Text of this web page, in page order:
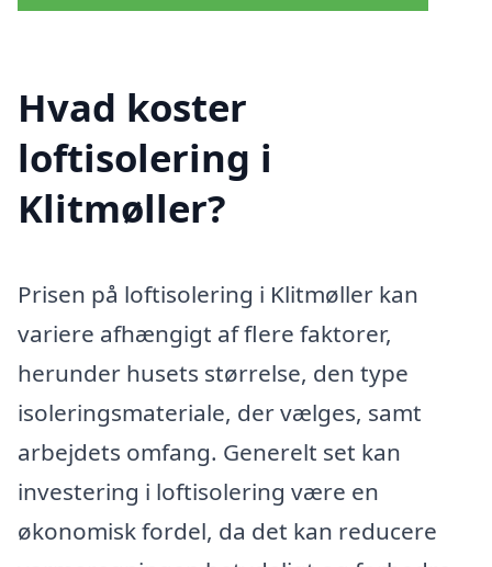
Hvad koster
loftisolering i
Klitmøller?
Prisen på loftisolering i Klitmøller kan
variere afhængigt af flere faktorer,
herunder husets størrelse, den type
isoleringsmateriale, der vælges, samt
arbejdets omfang. Generelt set kan
investering i loftisolering være en
økonomisk fordel, da det kan reducere